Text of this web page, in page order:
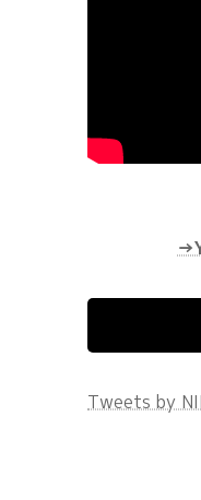
Tweets by